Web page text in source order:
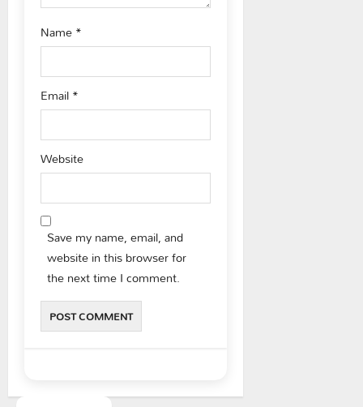
Name*
Email*
Website
Save my name, email, and
website in this browser for
the next time I comment.